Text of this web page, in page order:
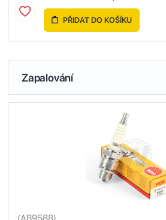
PŘIDAT DO KOŠÍKU
Zapalování